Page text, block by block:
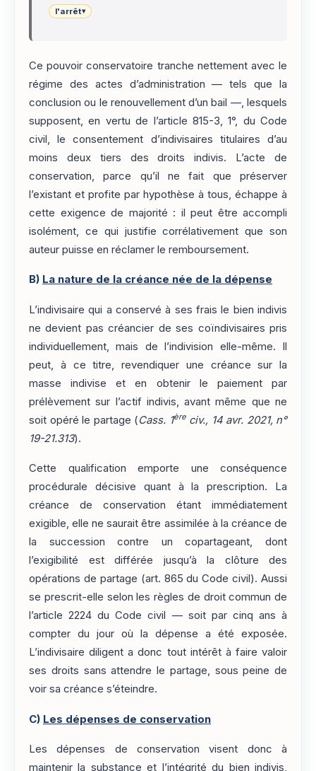
l'arrêt▾
Ce pouvoir conservatoire tranche nettement avec le
régime des actes d’administration — tels que la
conclusion ou le renouvellement d’un bail —, lesquels
supposent, en vertu de l’article 815-3, 1°, du Code
civil, le consentement d’indivisaires titulaires d’au
moins deux tiers des droits indivis. L’acte de
conservation, parce qu’il ne fait que préserver
l’existant et profite par hypothèse à tous, échappe à
cette exigence de majorité : il peut être accompli
isolément, ce qui justifie corrélativement que son
auteur puisse en réclamer le remboursement.
B) La nature de la créance née de la dépense
L’indivisaire qui a conservé à ses frais le bien indivis
ne devient pas créancier de ses coïndivisaires pris
individuellement, mais de l’indivision elle-même. Il
peut, à ce titre, revendiquer une créance sur la
masse indivise et en obtenir le paiement par
prélèvement sur l’actif indivis, avant même que ne
soit opéré le partage (Cass. 1èreciv., 14 avr. 2021, n°
19-21.313).
Cette qualification emporte une conséquence
procédurale décisive quant à la prescription. La
créance de conservation étant immédiatement
exigible, elle ne saurait être assimilée à la créance de
la succession contre un copartageant, dont
l’exigibilité est différée jusqu’à la clôture des
opérations de partage (art. 865 du Code civil). Aussi
se prescrit-elle selon les règles de droit commun de
l’article 2224 du Code civil — soit par cinq ans à
compter du jour où la dépense a été exposée.
L’indivisaire diligent a donc tout intérêt à faire valoir
ses droits sans attendre le partage, sous peine de
voir sa créance s’éteindre.
C) Les dépenses de conservation
Les dépenses de conservation visent donc à
maintenir la substance et l’intégrité du bien indivis,